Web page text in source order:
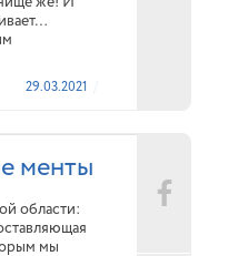
29.03.2021
менты
области:
мы